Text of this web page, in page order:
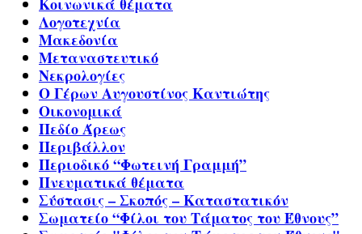
Λογοτεχνία
Μακεδονία
Μεταναστευτικό
Νεκρολογίες
Ο Γέρων Αυγουστίνος Καντιώτης
Οικονομικά
Πεδίο Άρεως
Περιβάλλον
Περιοδικό “Φωτεινή Γραμμή”
Πνευματικά θέματα
Σύστασις – Σκοπός – Καταστατικόν
Σωματείο “Φίλοι του Τάματος του Έθνους”